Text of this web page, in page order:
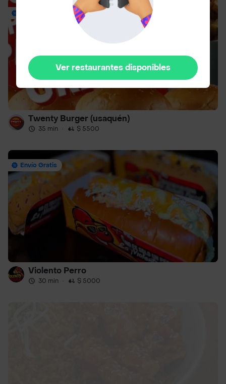
Twenty Burger (usaquén)
35 min · $ 5500
Envío Gratis
Violento Perro
30 min · $ 5000
Ver restaurantes disponibles